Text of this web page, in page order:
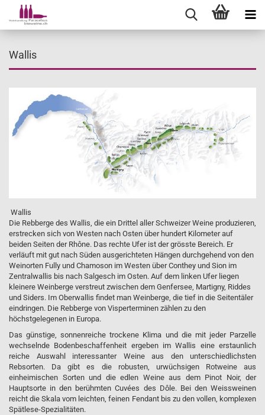
Wallis
Wallis
Die Rebberge des Wallis, die ein Drittel aller Schweizer Weine produzieren,
erstrecken sich von Westen nach Osten über hundert Kilometer auf
beiden Seiten der Rhône. Das rechte Ufer ist der grösste Bereich. Er
verläuft mit gut nach Süden ausgerichteten Hängen durchgehend von den
Weinorten Fully und Chamoson im Westen über Conthey und Sion im
Zentralwallis bis nach Salgesch im Osten. Auf dem linken Ufer liegen
kleinere Weinberge verstreut zwischen dem Genfersee, Martigny, Riddes
und Siders. Im Oberwallis findet man Weinberge, die tief in die Seitentäler
eindringen. Die Rebberge von Visperterminen zählen zu den
höchstgelegenen in Europa.
Das günstige, sonnenreiche trockene Klima und die mit jeder Parzelle
wechselnde Bodenbeschaffenheit ergeben im Wallis eine erstaunlich
reiche Auswahl interessanter Weine aus den unterschiedlichsten
Rebsorten. Da gibt es die robusten, urwüchsigen Rotweine aus
einheimischen Sorten und die edlen Weine aus dem Pinot Noir, der
Hauptsorte in den berühmten Cuvées des Dôle. Bei den Weissweinen
reicht die Skala vom leichten, feinen Fendant bis zu den vollen, komplexen
Spätlese-Spezialitäten.